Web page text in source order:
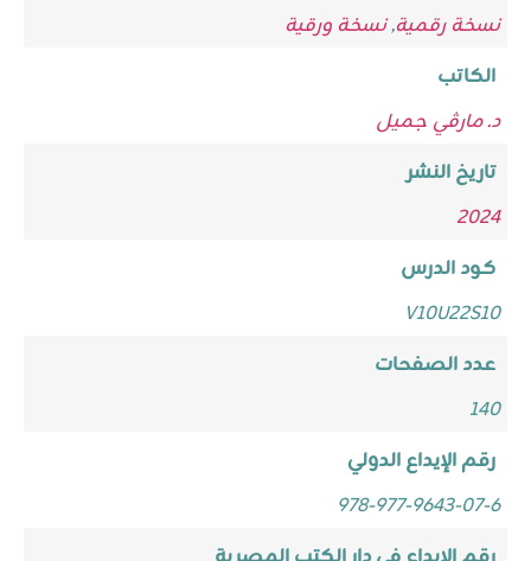
نسخة رقمية,نسخة ورقية
الكاتب
د. مارڤي جميل
تاريخ النشر
2024
كود الدرس
V10U22S10
عدد الصفحات
140
رقم الإيداع الدولي
978-977-9643-07-6